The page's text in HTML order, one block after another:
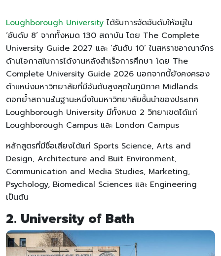
Loughborough University ได้รับการจัดอันดับให้อยู่ใน
‘อันดับ 8’ จากทั้งหมด 130 สถาบัน โดย The Complete
University Guide 2027 และ ‘อันดับ 10’ ในสหราชอาณาจักร
ด้านโอกาสในการได้งานหลังสำเร็จการศึกษา โดย The
Complete University Guide 2026 นอกจากนี้ยังคงครอง
ตำแหน่งมหาวิทยาลัยที่มีอันดับสูงสุดในภูมิภาค Midlands
ตอกย้ำสถานะในฐานะหนึ่งในมหาวิทยาลัยชั้นนำของประเทศ
Loughborough University มีทั้งหมด 2 วิทยาเขตได้แก่
Loughborough Campus และ London Campus
หลักสูตรที่มีชื่อเสียงได้แก่ Sports Science, Arts and
Design, Architecture and Buit Environment,
Communication and Media Studies, Marketing,
Psychology, Biomedical Sciences และ Engineering
เป็นต้น
2. University of Bath